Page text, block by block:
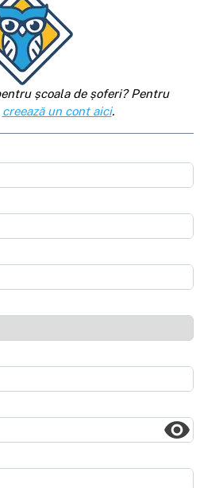
școala de șoferi? Pentru
creează un cont aici.